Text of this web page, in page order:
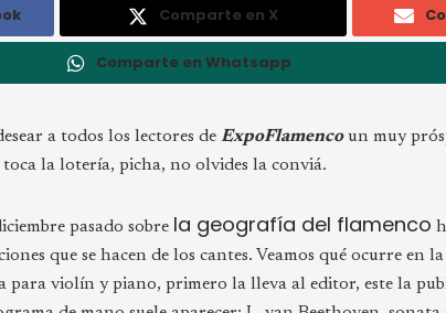
Comparte en X
Comparte en Whatsapp
a todos los lectores de ExpoFlamencoun muy
toca la lotería, picha, no olvides la conviá.
pasado sobre la geografía del flamenco
que se hacen de los cantes. Veamos qué ocurre en la
para violín y piano, primero la lleva al editor, este la